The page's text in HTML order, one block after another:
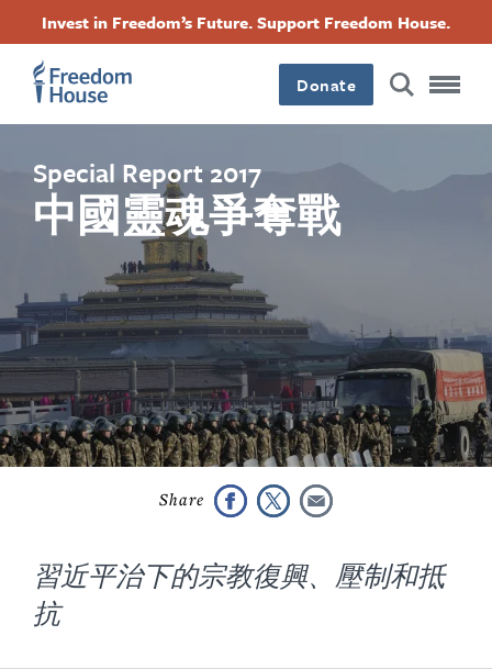
content
Invest in Freedom’s Future. Support Freedom House.
Donate
Special Report 2017
中國靈魂爭奪戰
習近平治下的宗教復興、壓制和抵
抗
Footer
Main
Menu
Footer
Social
Menu
FacebookTwitterInstagramThreads
Footer